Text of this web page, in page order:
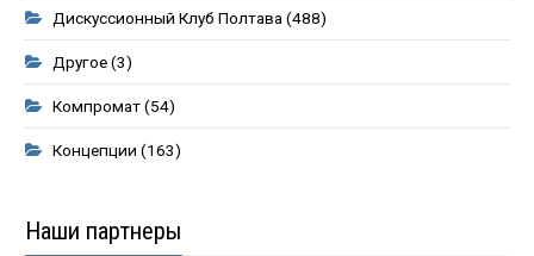
Дискуссионный Клуб Полтава(488)
Другое(3)
Компромат(54)
Концепции (163)
Наши партнеры